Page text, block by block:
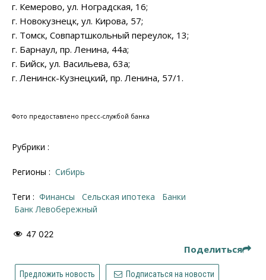
г. Кемерово, ул. Ноградская, 16;
г. Новокузнецк, ул. Кирова, 57;
г. Томск, Совпартшкольный переулок, 13;
г. Барнаул, пр. Ленина, 44а;
г. Бийск, ул. Васильева, 63а;
г. Ленинск-Кузнецкий, пр. Ленина, 57/1.
Фото предоставлено пресс-службой банка
Рубрики :
Регионы : Сибирь
Теги : финансы сельская ипотека
банки
Банк Левобережный
47 022
Поделиться
Предложить новость Подписаться на новости